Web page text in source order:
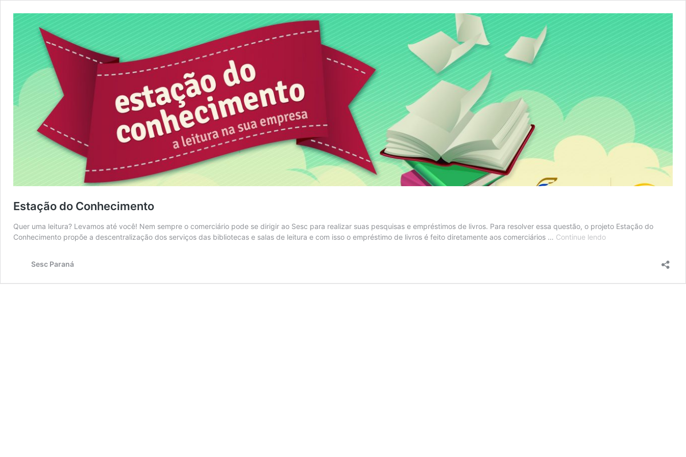
Estação do Conhecimento
Quer uma leitura? Levamos até você! Nem sempre o comerciário pode se dirigir ao Sesc para realizar suas pesquisas e empréstimos de livros. Para resolver essa questão, o projeto Estação do
Conhecimento propõe a descentralização dos serviços das bibliotecas e salas de leitura e com isso o empréstimo de livros é feito diretamente aos comerciários … Continue lendoEstação
Sesc Paraná